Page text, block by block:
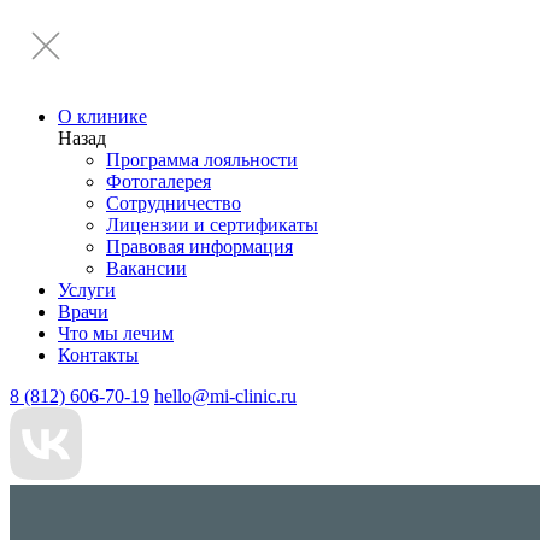
О клинике
Назад
Программа лояльности
Фотогалерея
Сотрудничество
Лицензии и сертификаты
Правовая информация
Вакансии
Услуги
Врачи
Что мы лечим
Контакты
8 (812) 606-70-19 hello@mi-clinic.ru